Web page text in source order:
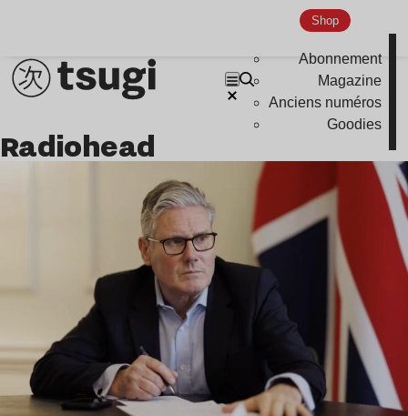
Shop
Abonnement
Magazine
Anciens numéros
Goodies
Radiohead